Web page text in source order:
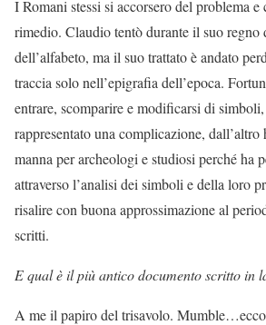
I Romani stessi si accorsero del problema
rimedio. Claudio tentò durante il suo regno
dell’alfabeto, ma il suo trattato è andato
traccia solo nell’epigrafia dell’epoca.
entrare, scomparire e modificarsi di
rappresentato una complicazione, dall’altro
manna per archeologi e studiosi perché ha
attraverso l’analisi dei simboli e della loro
risalire con buona approssimazione al
scritti.
E qual è il più antico documento scritto in
A me il papiro del trisavolo.